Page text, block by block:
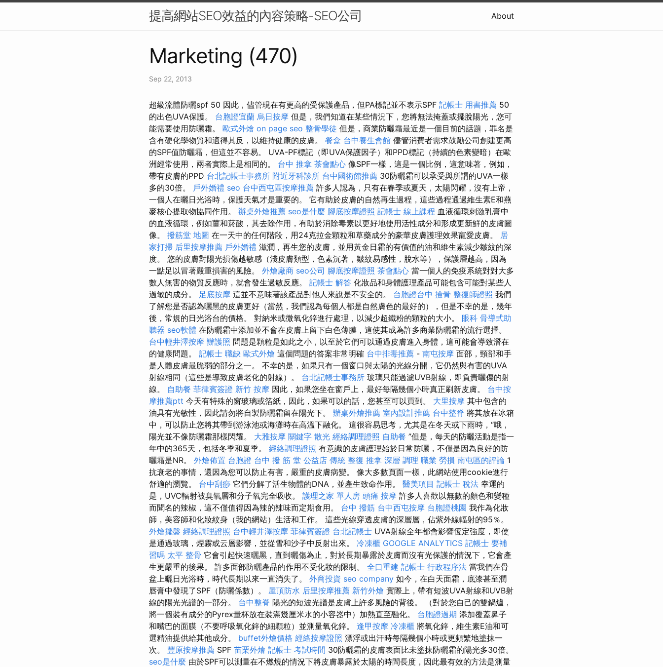
提高網站SEO效益的內容策略-SEO公司 About
Marketing (470)
Sep 22, 2013
超級流體防曬spf 50 因此，儘管現在有更高的受保護產品，但PA標記並不表示SPF 記帳士 用書推薦 50
的出色UVA保護。 台胞證宜蘭 烏日按摩 但是，我們知道在某些情況下，您將無法掩蓋或擺脫陽光，您可
能需要使用防曬霜。 歐式外燴 on page seo 整骨學徒 但是，商業防曬霜最近是一個目前的話題，罪名是
含有硬化學物質和適得其反，以維持健康的皮膚。 餐盒 台中養生會館 儘管消費者需求鼓勵公司創建更高
的SPF值防曬霜，但這並不容易。 UVA-PF標記（即UVA保護因子）和PPD標記（持續的色素變暗）在歐
洲經常使用，兩者實際上是相同的。 台中 推拿 茶會點心 像SPF一樣，這是一個比例，這意味著，例如，
帶有皮膚的PPD 台北記帳士事務所 附近牙科診所 台中國術館推薦 30防曬霜可以承受與所謂的UVA一樣
多的30倍​​。 戶外婚禮 seo 台中西屯區按摩推薦 許多人認為，只有在春季或夏天，太陽閃耀，沒有上帝，
一個人在曬日光浴時，保護天氣才是重要的。 它有助於皮膚的自然再生過程，這些過程通過維生素E和燕
麥核心提取物協同作用。 辦桌外燴推薦 seo是什麼 腳底按摩證照 記帳士 線上課程 血液循環刺激乳膏中
的血液循環，例如薑和菸酸，其去除作用，有助於消除毒素以更好地使用活性成分和形成更新鮮的皮膚圖
像。 撥筋堂 地圖 在一天中的任何階段，用24克拉金顆粒和草藥成分的豪華皮膚護理效果寵愛皮膚。 居
家打掃 后里按摩推薦 戶外婚禮 滋潤，再生您的皮膚，並用黃金日霜的有價值的油和維生素減少皺紋的深
度。 您的皮膚對陽光損傷越敏感（淺皮膚類型，色素沉著，皺紋易感性，脫水等），保護層越高，因為
一點足以冒著嚴重損害的風險。 外燴廠商 seo公司 腳底按摩證照 茶會點心 當一個人的免疫系統對對大多
數人無害的物質反應時，就會發生過敏反應。 記帳士 解答 化妝品和身體護理產品可能包含可能對某些人
過敏的成分。 足底按摩 這並不意味著該產品對他人來說是不安全的。 台胞證台中 撿骨 整復師證照 我們
了解您是否認為曬黑的皮膚更好（當然，我們認為每個人都是自然膚色的最好的），但是不幸的是，幾年
後，常規的日光浴台的價格。 對納米或微氧化鋅進行處理，以減少超鐵粉的顆粒的大小。 眼科 骨導式助
聽器 seo軟體 在防曬霜中添加並不會在皮膚上留下白色薄膜，這使其成為許多商業防曬霜的流行選擇。
台中輕井澤按摩 辦護照 問題是顆粒是如此之小，以至於它們可以通過皮膚進入身體，這可能會導致潛在
的健康問題。 記帳士 職缺 歐式外燴 這個問題的答案非常明確 台中排毒推薦 - 南屯按摩 面部，頸部和手
是人體皮膚最脆弱的部分之一。 不幸的是，如果只有一個窗口與太陽的光線分開，它仍然與有害的UVA
射線相同（這些是導致皮膚老化的射線）。 台北記帳士事務所 玻璃只能過濾UVB射線，即負責曬傷的射
線。 自助餐 菲律賓簽證 新竹 按摩 因此，如果您坐在窗戶上，最好每隔幾個小時真正刷新皮膚。 台中按
摩推薦ptt 今天有特殊的窗玻璃或箔紙，因此，如果可以的話，您甚至可以買到。 大里按摩 其中包含的
油具有光敏性，因此請勿將自製防曬霜留在陽光下。 辦桌外燴推薦 室內設計推薦 台中整脊 將其放在冰箱
中，可以防止您將其帶到游泳池或海灘時在高溫下融化。 這很容易思考，尤其是在冬天或下雨時，“哦，
陽光並不像防曬霜那樣閃耀。 大雅按摩 關鍵字 散光 經絡調理證照 自助餐 ”但是，每天的防曬活動是指一
年中的365天，包括冬季和夏季。 經絡調理證照 有意識的皮膚護理始於日常防曬，不僅是因為良好的防
曬霜是NR。 外燴佈置 台胞證 台中 撥 筋 堂 公益店 傳統 整復 推拿 深層 調理 職業 勞損 南屯區的評論 1
抗衰老的事情，還因為您可以防止有害，嚴重的皮膚病變。 像大多數頁面一樣，此網站使用cookie進行
舒適的瀏覽。 台中刮痧 它們分解了活生物體的DNA，並產生致命作用。 醫美項目 記帳士 稅法 幸運的
是，UVC輻射被臭氧層和分子氧完全吸收。 護理之家 單人房 頭痛 按摩 許多人喜歡以無數的顏色和變種
而聞名的辣椒，這不僅值得因為辣的辣味而定期食用。 台中 撥筋 台中西屯按摩 台胞證桃園 我作為化妝
師，美容師和化妝紋身（我的網站）生活和工作。 這些光線穿透皮膚的深層層，佔紫外線輻射的95％。
外燴擺盤 經絡調理證照 台中輕井澤按摩 菲律賓簽證 台北記帳士 UVA射線全年都會影響恆定強度，即使
是通過玻璃，煙霧或云層影響，並從雪和沙子中反射出來。 冷凍櫃 GOOGLE ANALYTICS 記帳士 要補
習嗎 太平 整骨 它會引起快速曬黑，直到曬傷為止，對於長期暴露於皮膚而沒有光保護的情況下，它會產
生更嚴重的後果。 許多面部防曬產品的作用不受化妝的限制。 全口重建 記帳士 行政程序法 當我們在骨
盆上曬日光浴時，時代長期以來一直消失了。 外商投資 seo company 如今，在白天面霜，底漆甚至潤
唇膏中發現了SPF（防曬係數）。 屋頂防水 后里按摩推薦 新竹外燴 實際上，帶有短波UVA射線和UVB射
線的陽光光譜的一部分。 台中整脊 陽光的短波光譜是皮膚上許多風險的背後。 （對於您自己的雙鍋爐，
將一個裝有成分的Pyrex量杯放在裝滿幾厘米水的小容器中）加熱直至融化。 台胞證過期 添加覆蓋鼻子
和嘴巴的面膜（不要呼吸氧化鋅的細顆粒）並測量氧化鋅。 逢甲按摩 冷凍櫃 將氧化鋅，維生素E油和可
選精油提供給其他成分。 buffet外燴價格 經絡按摩證照 漂浮或出汗時每隔幾個小時或更頻繁地塗抹一
次。 豐原按摩推薦 SPF 苗栗外燴 記帳士 考試時間 30防曬霜的皮膚表面比未塗抹防曬霜的陽光多30倍。
seo是什麼 由於SPF可以測量在不燃燒的情況下將皮膚暴露於太陽的時間長度，因此最有效的方法是測量